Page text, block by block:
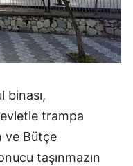
binası,
trampa
ve Bütçe
taşınmazın